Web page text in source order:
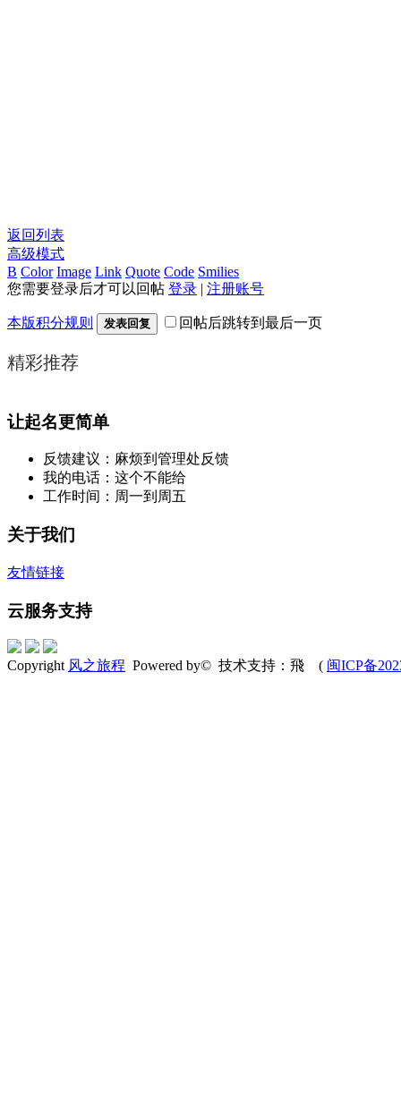
返回列表
高级模式
B Color Image Link Quote Code Smilies
您需要登录后才可以回帖 登录 | 注册账号
本版积分规则 发表回复 回帖后跳转到最后一页
精彩推荐
让起名更简单
反馈建议：麻烦到管理处反馈
我的电话：这个不能给
工作时间：周一到周五
关于我们
友情链接
云服务支持
Copyright 风之旅程 Powered by© 技术支持：飛 ( 闽ICP备